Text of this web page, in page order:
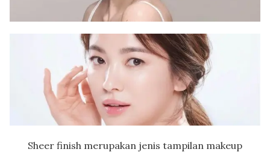
Sheer finish merupakan jenis tampilan makeup